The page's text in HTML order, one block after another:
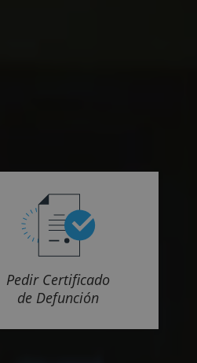
Pedir Certificado
de Defunción